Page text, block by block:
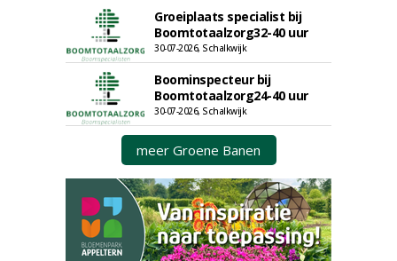
Groeiplaats specialist bij
Boomtotaalzorg32-40 uur
30-07-2026, Schalkwijk
Boominspecteur bij
Boomtotaalzorg24-40 uur
30-07-2026, Schalkwijk
meer Groene Banen